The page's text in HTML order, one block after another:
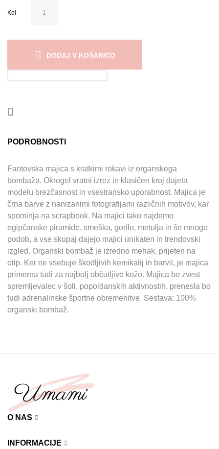
Kol
DODAJ V KOŠARICO
PODROBNOSTI
Fantovska majica s kratkimi rokavi iz organskega
bombaža. Okrogel vratni izrez in klasičen kroj dajeta
modelu brezčasnost in vsestransko uporabnost. Majica je
črna barve z nanizanimi fotografijami različnih motivov, kar
spominja na scrapbook. Na majici tako najdemo
egipčanske piramide, smeška, gorilo, metulja in še mnogo
podob, a vse skupaj dajejo majici unikaten in trendovski
izgled. Organski bombaž je izredno mehak, prijeten na
otip. Ker ne vsebuje škodljivih kemikalij in barvil, je majica
primerna tudi za najbolj občutljivo kožo. Majica bo zvest
spremljevalec v šoli, popoldanskih aktivnostih, prenesla bo
tudi adrenalinske športne obremenitve. Sestava: 100%
organski bombaž.
O NAS
INFORMACIJE